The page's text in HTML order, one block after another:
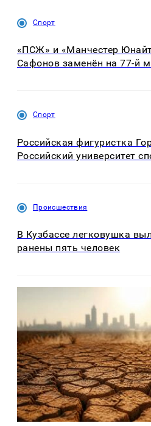
Спорт
«ПСЖ» и «Манчестер
Сафонов заменён на 77-й
Спорт
Российская фигуристка
Российский университет
Происшествия
В Кузбассе легковушка
ранены пять человек